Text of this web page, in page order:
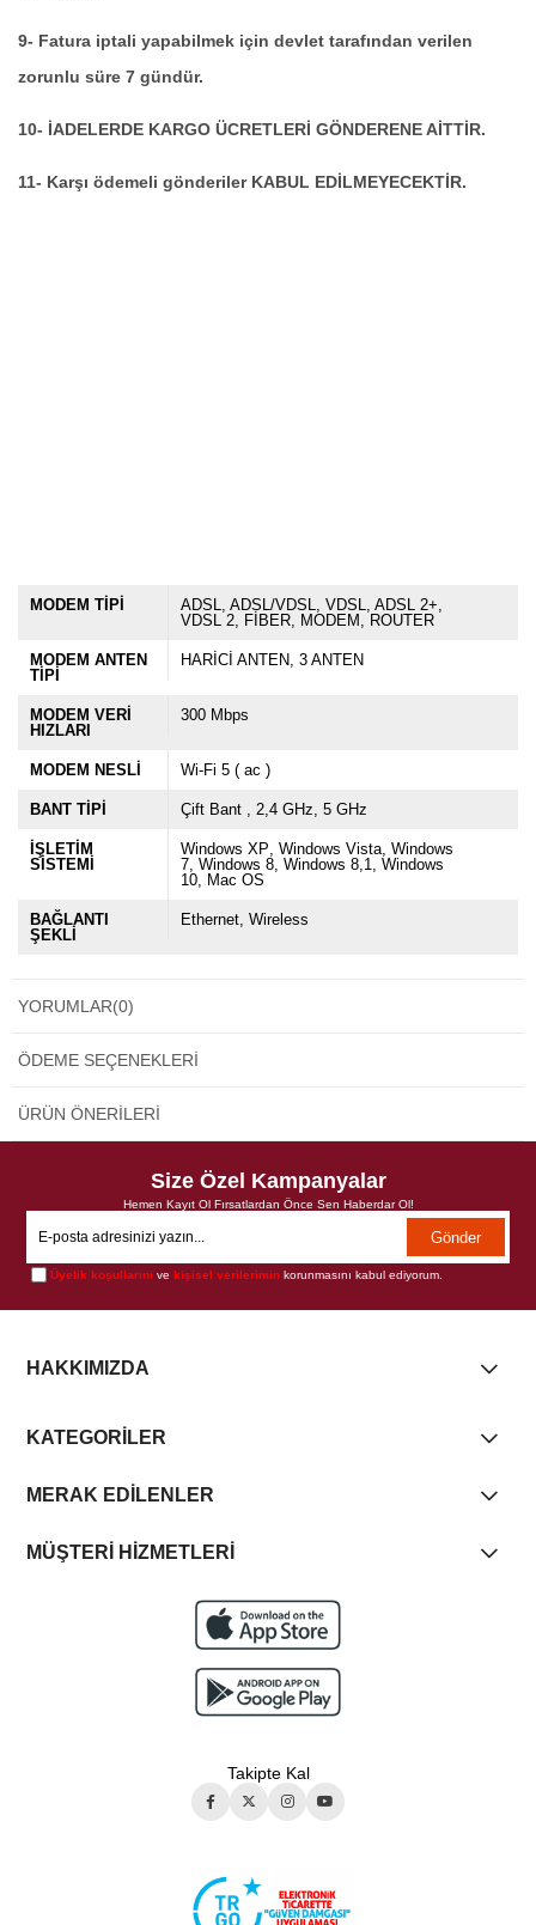
9- Fatura iptali yapabilmek için devlet tarafından verilen
zorunlu süre 7 gündür.
10- İADELERDE KARGO ÜCRETLERİ GÖNDERENE AİTTİR.
11- Karşı ödemeli gönderiler KABUL EDİLMEYECEKTİR.
MODEM TİPİ ADSL ADSL/VDSL VDSL ADSL 2+
VDSL 2
FİBER MODEM ROUTER
MODEM ANTEN
TİPİ
HARİCİ ANTEN 3 ANTEN
MODEM VERİ
HIZLARI
300 Mbps
MODEM NESLİ Wi-Fi 5 ( ac )
BANT TİPİ Çift Bant 2,4 GHz 5 GHz
İŞLETİM
SİSTEMİ
Windows XP Windows Vista Windows
7 Windows 8 Windows 8,1 Windows
10
Mac OS
BAĞLANTI
ŞEKLİ
Ethernet Wireless
YORUMLAR(0)
ÖDEME SEÇENEKLERI
ÜRÜN ÖNERILERI
Size Özel Kampanyalar
Hemen Kayıt Ol Fırsatlardan Önce Sen Haberdar Ol!
Gönder
Üyelik koşullarını ve kişisel verilerimin korunmasını kabul ediyorum.
HAKKIMIZDA
KATEGORİLER
MERAK EDİLENLER
MÜŞTERİ HİZMETLERİ
Takipte Kal